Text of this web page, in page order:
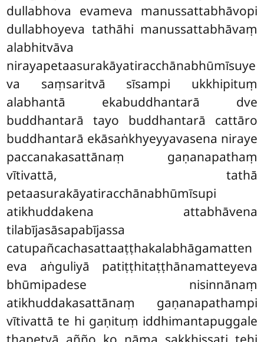
dullabhova evameva manussattabhāvopi
dullabhoyeva tathāhi manussattabhāvaṃ
alabhitvāva
nirayapetaasurakāyatiracchānabhūmīsuye
va saṃsaritvā sīsampi ukkhipituṃ
alabhantā ekabuddhantarā dve
buddhantarā tayo buddhantarā cattāro
buddhantarā ekāsaṅkhyeyyavasena niraye
paccanakasattānaṃ gaṇanapathaṃ
vītivattā, tathā
petaasurakāyatiracchānabhūmīsupi
atikhuddakena attabhāvena
tilabījasāsapabījassa
catupañcachasattaaṭṭhakalabhāgamatten
eva aṅguliyā patiṭṭhitaṭṭhānamatteyeva
bhūmipadese nisinnānaṃ
atikhuddakasattānaṃ gaṇanapathampi
vītivattā te hi gaṇituṃ iddhimantapuggale